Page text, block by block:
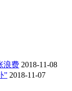
浪费 2018-11-08
” 2018-11-07